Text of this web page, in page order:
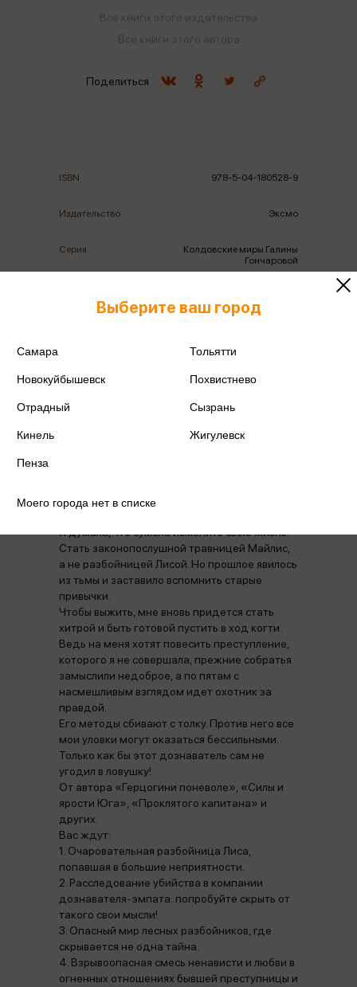
ISBN 978-5-04-180528-9
Издательство Эксмо
Серия
Колдовские миры Галины
Гончаровой
Поделиться
Я думала, что сумела изменить свою жизнь.
Стать законопослушной травницей Майлис,
а не разбойницей Лисой. Но прошлое явилось
из тьмы и заставило вспомнить старые
привычки.
Чтобы выжить, мне вновь придется стать
хитрой и быть готовой пустить в ход когти.
Ведь на меня хотят повесить преступление,
которого я не совершала, прежние собратья
замыслили недоброе, а по пятам с
насмешливым взглядом идет охотник за
правдой.
Его методы сбивают с толку. Против него все
мои уловки могут оказаться бессильными.
Только как бы этот дознаватель сам не
угодил в ловушку!
От автора «Герцогини поневоле», «Силы и
ярости Юга», «Проклятого капитана» и
других.
Вас ждут:
1. Очаровательная разбойница Лиса,
попавшая в большие неприятности.
2. Расследование убийства в компании
дознавателя-эмпата: попробуйте скрыть от
такого свои мысли!
3. Опасный мир лесных разбойников, где
скрывается не одна тайна.
4. Взрывоопасная смесь ненависти и любви в
огненных отношениях бывшей преступницы и
Выберите ваш город
Самара Тольятти
Новокуйбышевск Похвистнево
Отрадный Сызрань
Кинель Жигулевск
Пенза
Моего города нет в списке